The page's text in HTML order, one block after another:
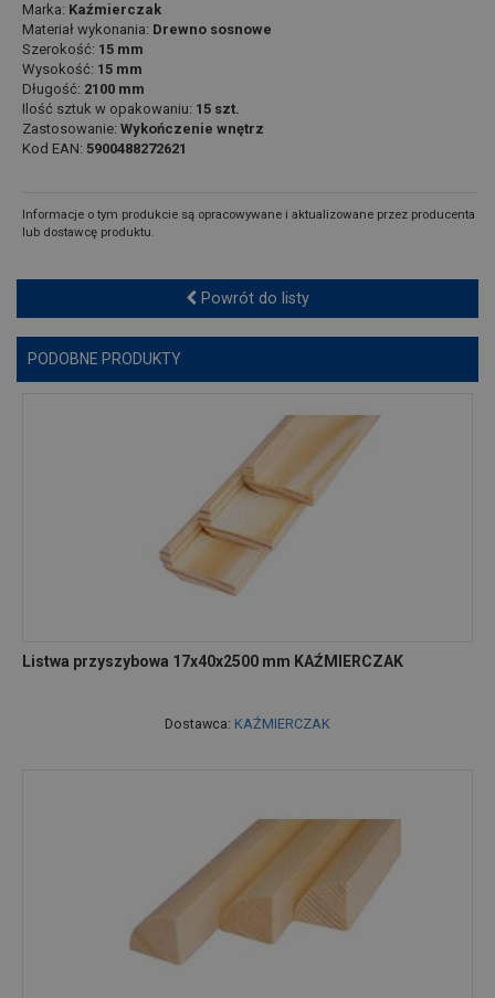
Marka: Kaźmierczak
Materiał wykonania: Drewno sosnowe
Szerokość: 15 mm
Wysokość: 15 mm
Długość: 2100 mm
Ilość sztuk w opakowaniu: 15 szt.
Zastosowanie: Wykończenie wnętrz
Kod EAN: 5900488272621
Informacje o tym produkcie są opracowywane i aktualizowane przez producenta
lub dostawcę produktu.
Powrót do listy
PODOBNE PRODUKTY
Listwa przyszybowa 17x40x2500 mm KAŹMIERCZAK
Dostawca: KAŹMIERCZAK